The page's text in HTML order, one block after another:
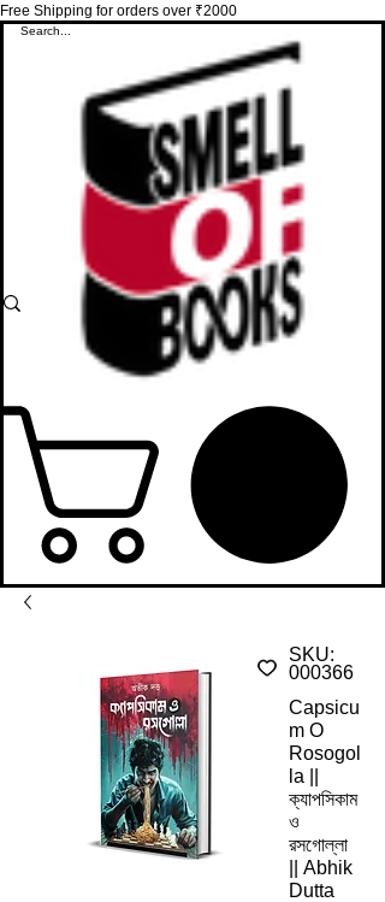
Free Shipping for orders over ₹2000
SKU:
000366
Capsicu
m O
Rosogol
la ||
ক্যাপসিকাম
ও
রসগোল্লা
|| Abhik
Dutta